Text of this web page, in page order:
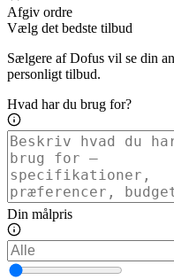
Afgiv ordre
Vælg det bedste tilbud
Sælgere af Dofus vil se din
personligt tilbud.
Hvad har du brug for?
Din målpris